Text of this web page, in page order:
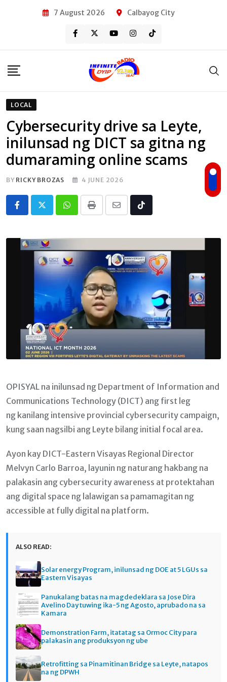
7 August 2026 Calbayog City
LOCAL
Cybersecurity drive sa Leyte,
inilunsad ng DICT sa gitna ng
dumaraming online scams
BY RICKY BROZAS 4 JUNE 2026
Whatsapp
Print
Share
Email
Tiktok
OPISYAL na inilunsad ng Department of Information and
Communications Technology (DICT) ang first leg
ng kanilang intensive provincial cybersecurity campaign,
kung saan nagsilbi ang Leyte bilang initial focal area.
Ayon kay DICT-Eastern Visayas Regional Director
Melvyn Carlo Barroa, layunin ng naturang hakbang na
palakasin ang cybersecurity awareness at protektahan
ang digital space ng lalawigan sa pamamagitan ng
accessible at fully digital na platform.
ALSO READ:
Solar energy Program, inilunsad ng DOE at 5 LGUs sa
Eastern Visayas
Panukalang batas na magdedeklara sa Jose Dira
Avelino Day tuwing ika-5 ng Agosto, aprubado na sa
Kamara
Demonstration Farm, itatatag sa Ormoc City para
palakasin ang produksyon ng ube
Retrofitting sa Pinamitinan Bridge sa Leyte, natapos
na ng DPWH